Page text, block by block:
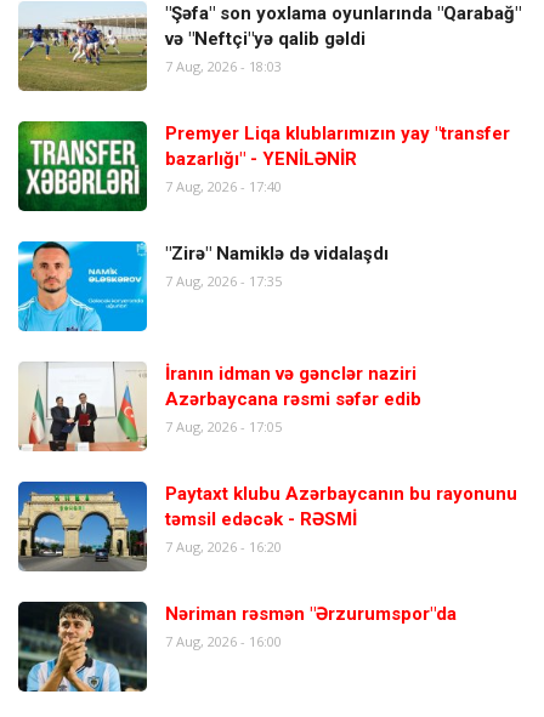
"Şəfa" son yoxlama oyunlarında "Qarabağ"
və "Neftçi"yə qalib gəldi
7 Aug, 2026 - 18:03
Premyer Liqa klublarımızın yay "transfer
bazarlığı" - YENİLƏNİR
7 Aug, 2026 - 17:40
"Zirə" Namiklə də vidalaşdı
7 Aug, 2026 - 17:35
İranın idman və gənclər naziri
Azərbaycana rəsmi səfər edib
7 Aug, 2026 - 17:05
Paytaxt klubu Azərbaycanın bu rayonunu
təmsil edəcək - RƏSMİ
7 Aug, 2026 - 16:20
Nəriman rəsmən "Ərzurumspor"da
7 Aug, 2026 - 16:00